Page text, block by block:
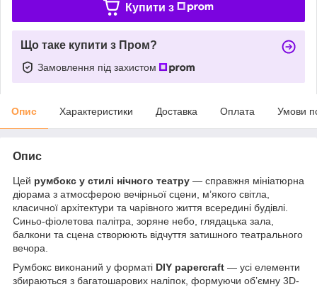
Купити з
Що таке купити з Пром?
Замовлення під захистом
Опис Характеристики Доставка Оплата Умови
Опис
Цей румбокс у стилі нічного театру — справжня мініатюрна
діорама з атмосферою вечірньої сцени, м’якого світла,
класичної архітектури та чарівного життя всередині будівлі.
Синьо-фіолетова палітра, зоряне небо, глядацька зала,
балкони та сцена створюють відчуття затишного театрального
вечора.
Румбокс виконаний у форматі DIY papercraft — усі елементи
збираються з багатошарових наліпок, формуючи об’ємну 3D-